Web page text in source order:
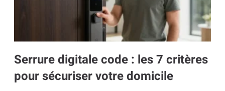
Serrure digitale code : les 7 critères
pour sécuriser votre domicile